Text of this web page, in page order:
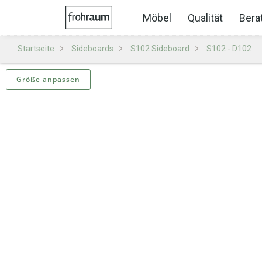
Möbel Qualität
Startseite Sideboards S102 Sideboard S102 - D102
Größe anpassen